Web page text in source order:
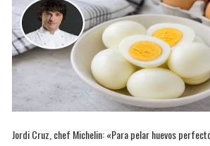
Jordi Cruz, chef Michelin: «Para pelar huevos